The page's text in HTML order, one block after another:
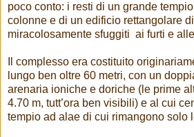
poco conto: i resti di un grande
colonne e di un edificio rettangolare
miracolosamente sfuggiti ai furti e
Il complesso era costituito
lungo ben oltre 60 metri, con un
arenaria ioniche e doriche (le prime
4.70 m, tutt’ora ben visibili) e al cui
tempio ad alae di cui rimangono solo